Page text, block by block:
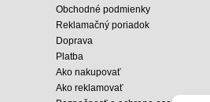
Obchodné podmienky
Reklamačný poriadok
Doprava
Platba
Ako nakupovať
Ako reklamovať